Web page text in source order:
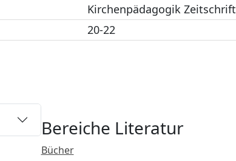
Kirchenpädagogik Zeitschrift
20-22
Bereiche Literatur
Bücher